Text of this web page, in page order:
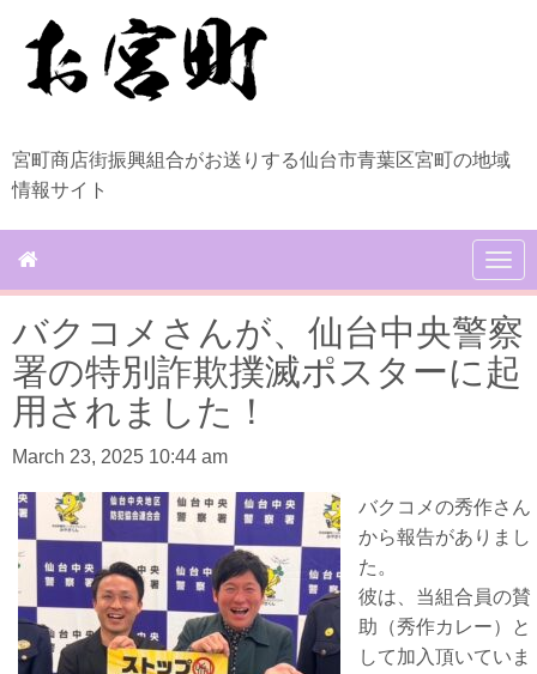
宮町商店街振興組合がお送りする仙台市青葉区宮町の地域
情報サイト
N
a
i
g
a
バクコメさんが、仙台中央警察
署の特別詐欺撲滅ポスターに起
用されました！
March 23, 2025 10:44 am
バクコメの秀作さん
から報告がありまし
た。
彼は、当組合員の賛
助（秀作カレー）と
して加入頂いていま